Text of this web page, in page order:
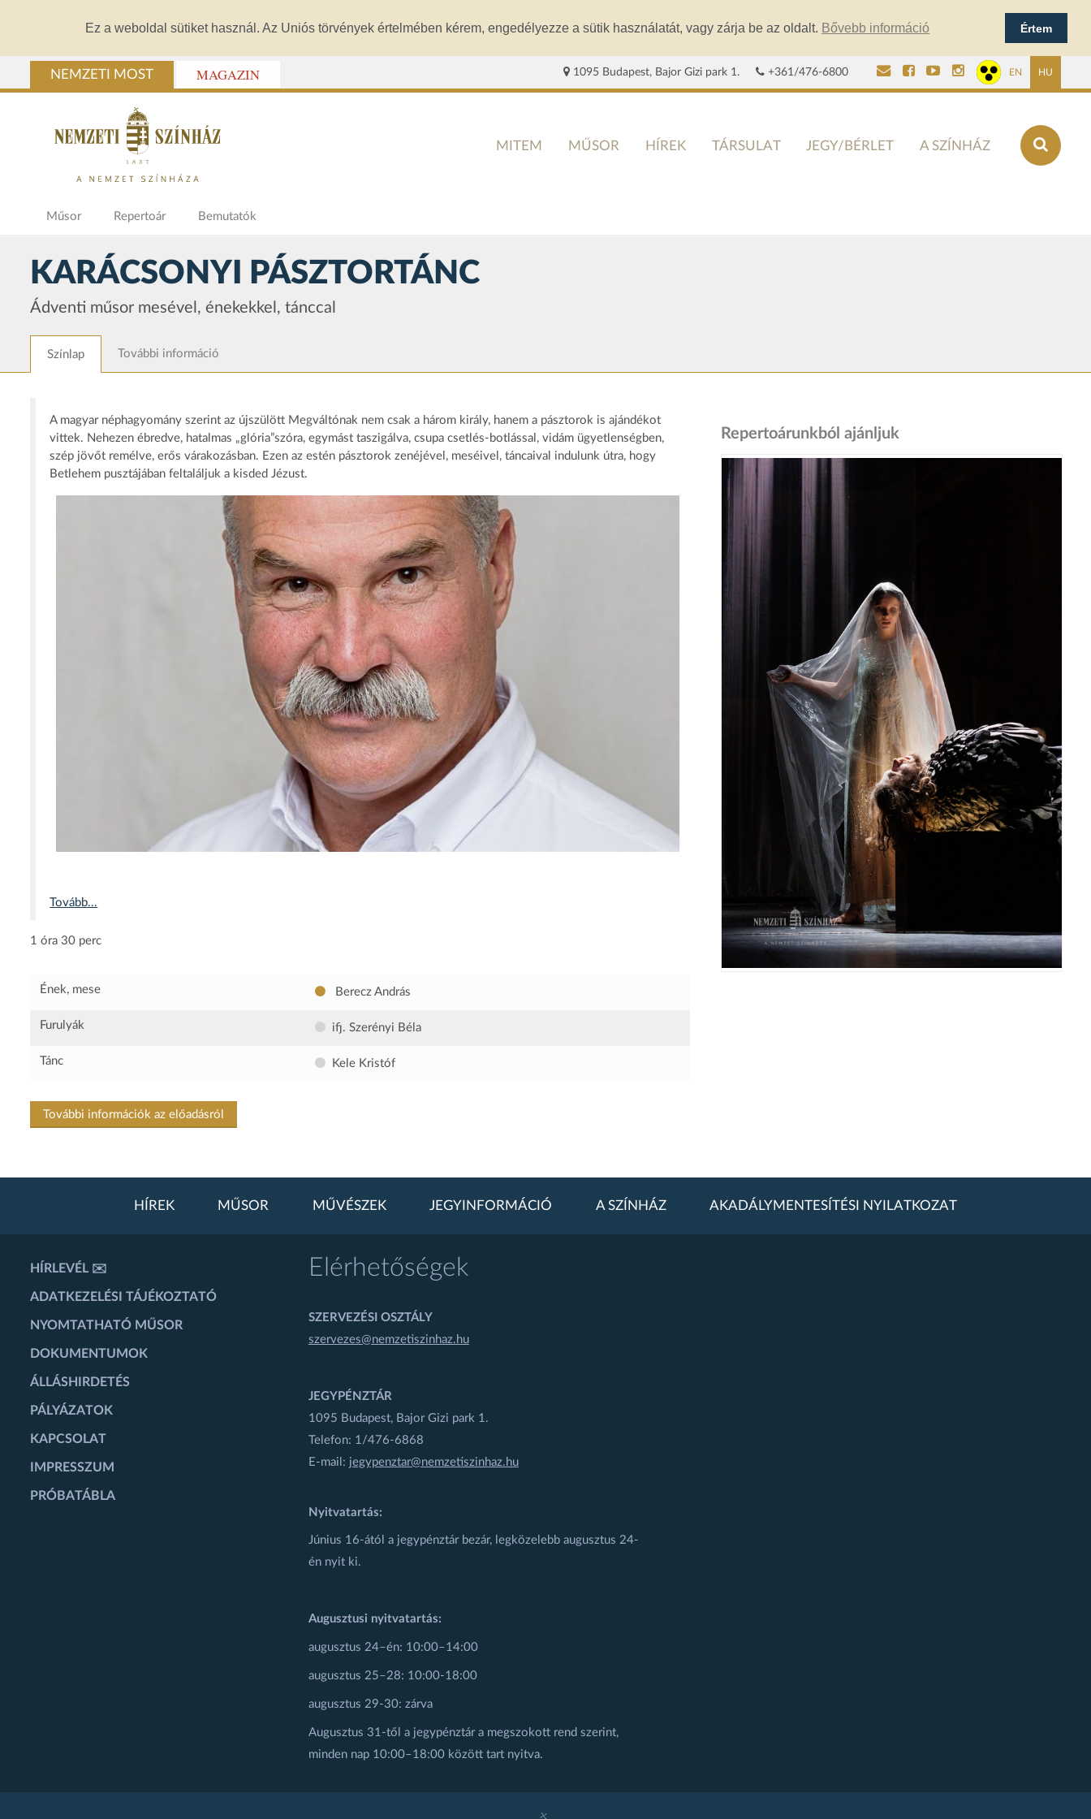
Ez a weboldal sütiket használ. Az Uniós törvények értelmében kérem, engedélyezze a sütik használatát, vagy zárja be az oldalt. Bővebb információ Értem
NEMZETI MOST MAGAZIN 1095 Budapest, Bajor Gizi park 1. +361/476-6800 EN HU
MITEM MŰSOR HÍREK TÁRSULAT JEGY/BÉRLET A SZÍNHÁZ
Műsor Repertoár Bemutatók
KARÁCSONYI PÁSZTORTÁNC
Ádventi műsor mesével, énekekkel, tánccal
Színlap További információ
A magyar néphagyomány szerint az újszülött Megváltónak nem csak a három király, hanem a pásztorok is ajándékot
vittek. Nehezen ébredve, hatalmas „glória”szóra, egymást taszigálva, csupa csetlés-botlással, vidám ügyetlenségben,
szép jövőt remélve, erős várakozásban. Ezen az estén pásztorok zenéjével, meséivel, táncaival indulunk útra, hogy
Betlehem pusztájában feltaláljuk a kisded Jézust.
Tovább...
1 óra 30 perc
Ének, mese Berecz András
Furulyák ifj. Szerényi Béla
Tánc Kele Kristóf
További információk az előadásról
Repertoárunkból ajánljuk
HÍREK MŰSOR MŰVÉSZEK JEGYINFORMÁCIÓ A SZÍNHÁZ AKADÁLYMENTESÍTÉSI NYILATKOZAT
HÍRLEVÉL ✉️
ADATKEZELÉSI TÁJÉKOZTATÓ
NYOMTATHATÓ MŰSOR
DOKUMENTUMOK
ÁLLÁSHIRDETÉS
PÁLYÁZATOK
KAPCSOLAT
IMPRESSZUM
PRÓBATÁBLA
Elérhetőségek
SZERVEZÉSI OSZTÁLY
szervezes@nemzetiszinhaz.hu
JEGYPÉNZTÁR
1095 Budapest, Bajor Gizi park 1.
Telefon: 1/476-6868
E-mail: jegypenztar@nemzetiszinhaz.hu
Nyitvatartás:
Június 16-ától a jegypénztár bezár, legközelebb augusztus 24-
én nyit ki.
Augusztusi nyitvatartás:
augusztus 24–én: 10:00–14:00
augusztus 25–28: 10:00-18:00
augusztus 29-30: zárva
Augusztus 31-től a jegypénztár a megszokott rend szerint,
minden nap 10:00–18:00 között tart nyitva.